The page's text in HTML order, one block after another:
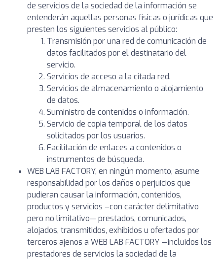
de servicios de la sociedad de la información se
entenderán aquellas personas físicas o jurídicas que
presten los siguientes servicios al público:
Transmisión por una red de comunicación de
datos facilitados por el destinatario del
servicio.
Servicios de acceso a la citada red.
Servicios de almacenamiento o alojamiento
de datos.
Suministro de contenidos o información.
Servicio de copia temporal de los datos
solicitados por los usuarios.
Facilitación de enlaces a contenidos o
instrumentos de búsqueda.
WEB LAB FACTORY, en ningún momento, asume
responsabilidad por los daños o perjuicios que
pudieran causar la información, contenidos,
productos y servicios –con carácter delimitativo
pero no limitativo— prestados, comunicados,
alojados, transmitidos, exhibidos u ofertados por
terceros ajenos a WEB LAB FACTORY —incluidos los
prestadores de servicios la sociedad de la